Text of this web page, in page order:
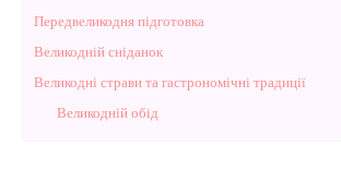
Передвеликодня підготовка
Великодній сніданок
Великодні страви та гастрономічні традиції
Великодній обід